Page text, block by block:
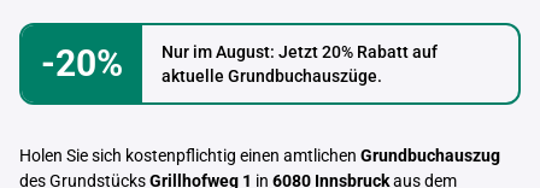
-20%
Nur im August: Jetzt 20% Rabatt auf
aktuelle Grundbuchauszüge.
Holen Sie sich kostenpflichtig einen amtlichen Grundbuchauszug
des GrundstücksGrillhofweg 1 in 6080 Innsbruckaus dem